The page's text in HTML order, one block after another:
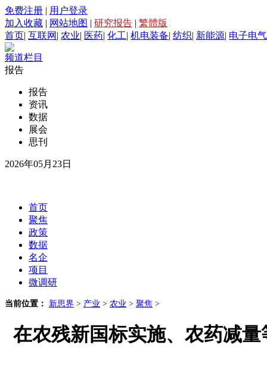
免费注册 | 用户登录
加入收藏 | 网站地图 | 研究报告 | 繁體版
首页| 互联网 | 农业| 医药| 化工| 机电装备| 纺织| 新能源| 电子电气
频道栏目
报告
报告
资讯
数据
展会
思刊
2026年05月23日
首页
聚焦
政策
数据
名企
项目
微调研
当前位置： 新思界 > 产业 > 农业 > 聚焦 >
在农残新国标实施、农药减